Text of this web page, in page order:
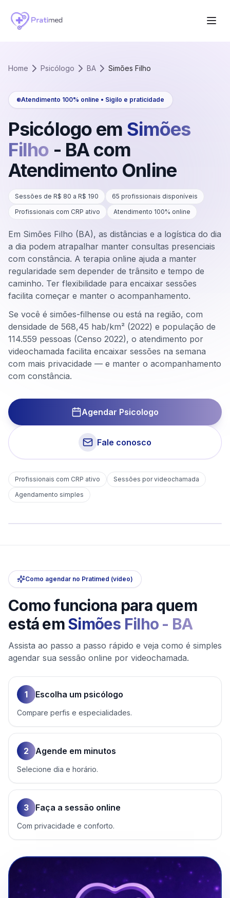
Home Psicólogo BA Simões Filho
Atendimento 100% online • Sigilo e praticidade
Psicólogo em Simões
Filho - BAcom
Atendimento Online
Sessões de R$ 80 a R$ 190 65 profissionais disponíveis
Profissionais com CRP ativo
Atendimento 100% online
Em Simões Filho (BA), as distâncias e a logística do dia
a dia podem atrapalhar manter consultas presenciais
com constância. A terapia online ajuda a manter
regularidade sem depender de trânsito e tempo de
caminho. Ter flexibilidade para encaixar sessões
facilita começar e manter o acompanhamento.
Se você é simões-filhense ou está na região, com
densidade de 568,45 hab/km² (2022) e população de
114.559 pessoas (Censo 2022), o atendimento por
videochamada facilita encaixar sessões na semana
com mais privacidade — e manter o acompanhamento
com constância.
Agendar Psicologo
Fale conosco
Profissionais com CRP ativo
Sessões por videochamada
Agendamento simples
Como agendar no Pratimed (vídeo)
Como funciona para quem
está em Simões Filho - BA
Assista ao passo a passo rápido e veja como é simples
agendar sua sessão online por videochamada.
1 Escolha um psicólogo
Compare perfis e especialidades.
2 Agende em minutos
Selecione dia e horário.
3 Faça a sessão online
Com privacidade e conforto.